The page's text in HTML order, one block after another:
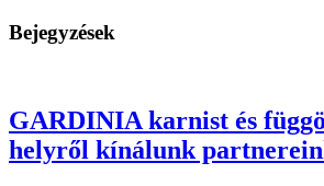
Bejegyzések
GARDINIA karnist és
helyről kínálunk